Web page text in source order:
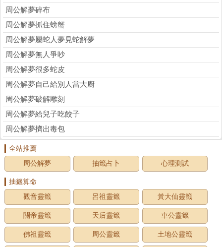
周公解夢碎布
周公解夢抓住螃蟹
周公解夢屬蛇人夢見蛇解夢
周公解夢無人爭吵
周公解夢很多蛇皮
周公解夢自己給別人當大廚
周公解夢破解雕刻
周公解夢給兒子吃餃子
周公解夢擠出毒包
全站推薦
周公解夢
抽籤占卜 心理測試
抽籤算命
觀音靈籤
呂祖靈籤 黃大仙靈籤
關帝靈籤 天后靈籤 車公靈籤
佛祖靈籤 周公靈籤 土地公靈籤